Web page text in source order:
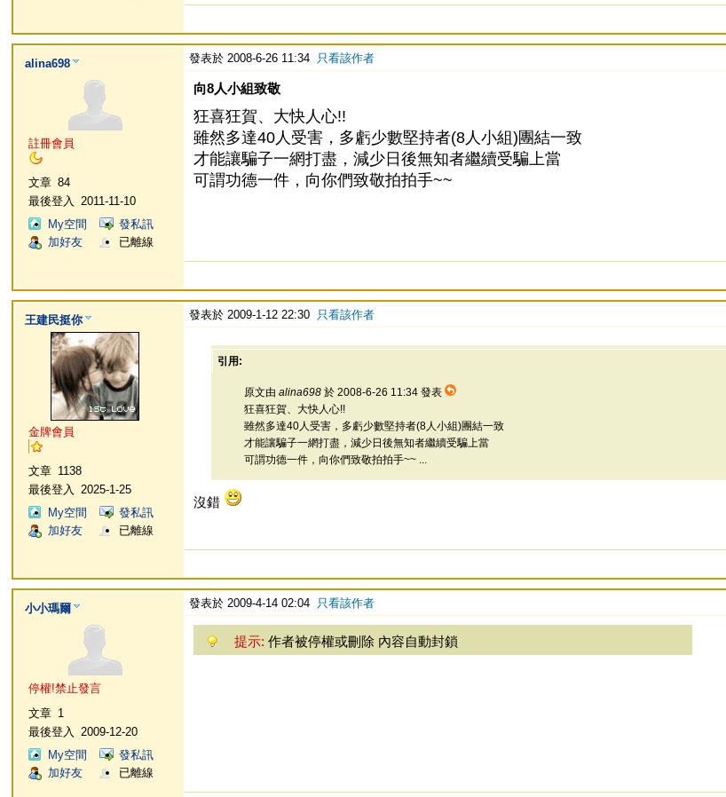
alina698
註冊會員
文章 84
最後登入
2011-11-10
My空間
發私訊
加好友
已離線
發表於 2008-6-26 11:34 只看該作者
向8人小組致敬
狂喜狂賀、大快人心!!
雖然多達40人受害，多虧少數堅持者(8人小組)團結一致
才能讓騙子一網打盡，減少日後無知者繼續受騙上當
可謂功德一件，向你們致敬拍拍手~~
王建民挺你
金牌會員
文章 1138
最後登入
2025-1-25
My空間
發私訊
加好友
已離線
發表於 2009-1-12 22:30 只看該作者
引用:
原文由alina698 於 2008-6-26 11:34 發表
狂喜狂賀、大快人心!!
雖然多達40人受害，多虧少數堅持者(8人小組)團結一致
才能讓騙子一網打盡，減少日後無知者繼續受騙上當
可謂功德一件，向你們致敬拍拍手~~ ...
沒錯
小小瑪爾
停權!禁止發言
文章 1
最後登入
2009-12-20
My空間
發私訊
加好友
已離線
發表於 2009-4-14 02:04 只看該作者
提示:作者被停權或刪除 內容自動封鎖